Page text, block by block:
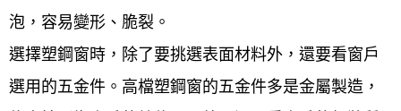
泡，容易變形、脆裂。
選擇塑鋼窗時，除了要挑選表面材料外，還要看窗戶
選用的五金件。高檔塑鋼窗的五金件多是金屬製造，